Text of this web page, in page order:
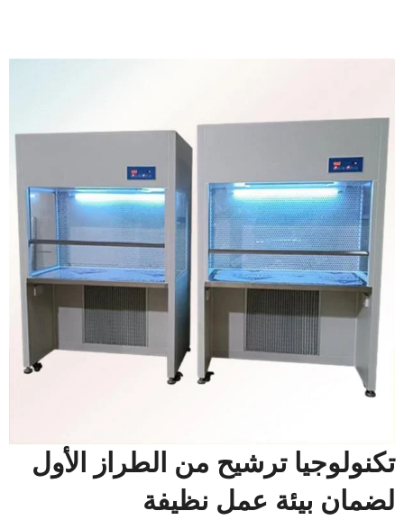
تكنولوجيا ترشيح من الطراز الأول
لضمان بيئة عمل نظيفة